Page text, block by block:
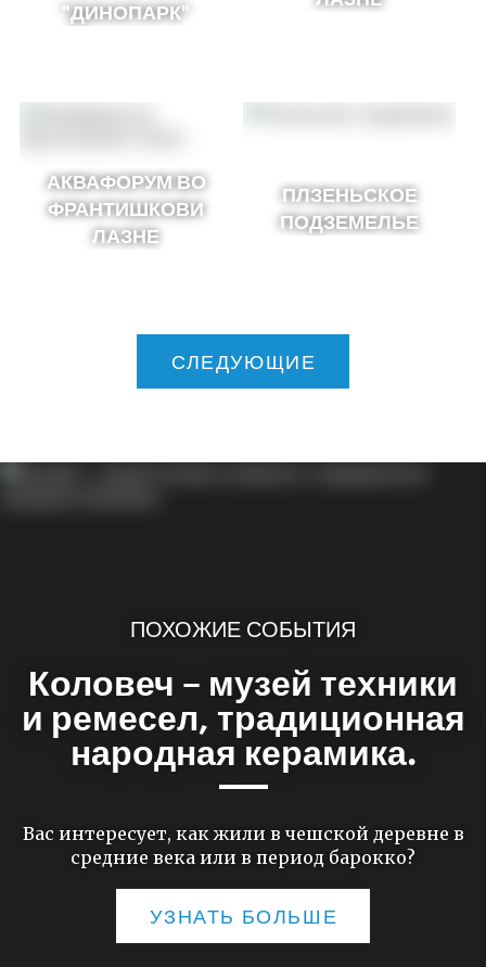
"ДИНОПАРК"
АКВАФОРУМ ВО
ФРАНТИШКОВИ
ЛАЗНЕ
ПЛЗЕНЬСКОЕ
ПОДЗЕМЕЛЬЕ
СЛЕДУЮЩИЕ
ПОХОЖИЕ СОБЫТИЯ
Коловеч – музей техники
и ремесел, традиционная
народная керамика.
Вас интересует, как жили в чешской деревне в
средние века или в период барокко?
УЗНАТЬ БОЛЬШЕ